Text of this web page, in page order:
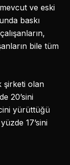
ve eski
baskı
bile tüm
şirketi olan
20’sini
yürüttüğü
17’sini